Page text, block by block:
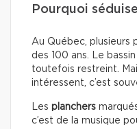
Pourquoi
Au Québec, plusieurs
des 100 ans. Le
toutefois restreint.
intéressent, c’est
Les planchers
c’est de la musique